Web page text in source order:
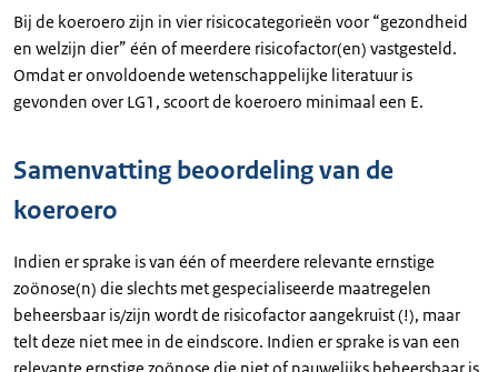
Bij de koeroero zijn in vier risicocategorieën voor “gezondheid
en welzijn dier” één of meerdere risicofactor(en) vastgesteld.
Omdat er onvoldoende wetenschappelijke literatuur is
gevonden over LG1, scoort de koeroero minimaal een E.
Samenvatting beoordeling van de
koeroero
Indien er sprake is van één of meerdere relevante ernstige
zoönose(n) die slechts met gespecialiseerde maatregelen
beheersbaar is/zijn wordt de risicofactor aangekruist (!), maar
telt deze niet mee in de eindscore. Indien er sprake is van een